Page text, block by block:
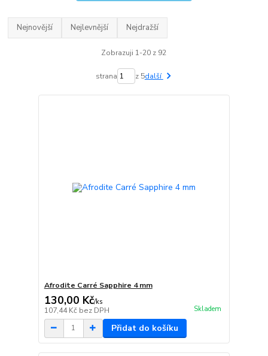
Nejnovější Nejlevnější Nejdražší
Zobrazuji 1-20 z 92
strana z 5další
Afrodite Carré Sapphire 4 mm
130,00 Kč/ks
107,44 Kč bez DPH Skladem
Přidat do košíku